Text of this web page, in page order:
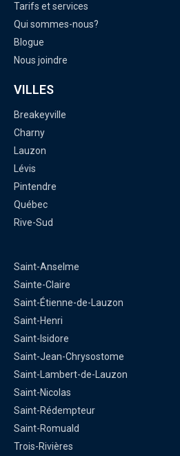
Tarifs et services
Qui sommes-nous?
Blogue
Nous joindre
VILLES
Breakeyville
Charny
Lauzon
Lévis
Pintendre
Québec
Rive-Sud
Saint-Anselme
Sainte-Claire
Saint-Étienne-de-Lauzon
Saint-Henri
Saint-Isidore
Saint-Jean-Chrysostome
Saint-Lambert-de-Lauzon
Saint-Nicolas
Saint-Rédempteur
Saint-Romuald
Trois-Rivières